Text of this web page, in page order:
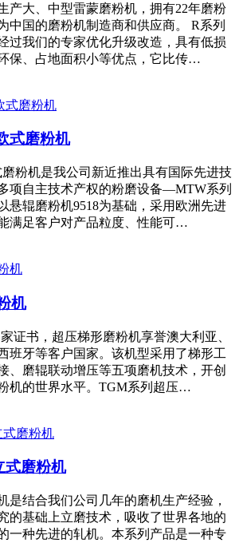
产大、中型雷蒙磨粉机，拥有22年磨粉
中国的磨粉机制造商和供应商。 R系列
过我们的专家优化升级改造，具有低损
保、占地面积小等优点，它比传…
式磨粉机
粉机是我公司新近推出具有国际先进技
项自主技术产权的粉磨设备—MTW系列
悬辊磨粉机9518为基础，采用欧洲先进
满足客户对产品粒度、性能可…
机
证书，超压梯形磨粉机享誉澳大利亚、
班牙等客户国家。该机型采用了梯形工
、磨辊联动增压等五项磨机技术，开创
机的世界水平。TGM系列超压…
磨粉机
是结合我们公司几年的磨机生产经验，
的基础上立磨技术，吸收了世界各地的
一种先进的轧机。本系列产品是一种专